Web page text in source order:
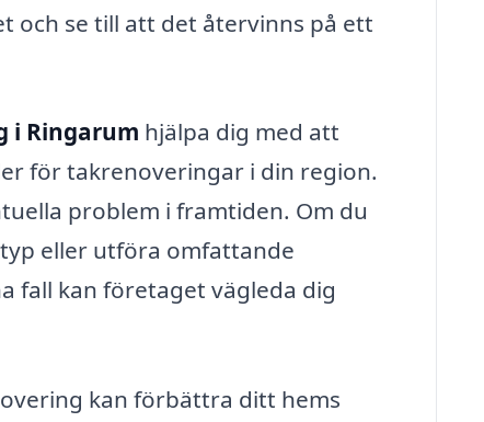
och se till att det återvinns på ett
i Ringarum hjälpa dig med att
för takrenoveringar i din region.
problem i framtiden. Om du
eller utföra omfattande
fall kan företaget vägleda dig
kan förbättra ditt hems